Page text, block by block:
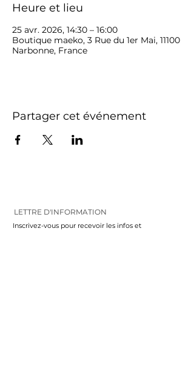
Heure et lieu
25 avr. 2026, 14:30 – 16:00
Boutique maeko, 3 Rue du 1er Mai, 11100
Narbonne, France
Partager cet événement
LETTRE D'INFORMATION
Inscrivez-vous pour recevoir les infos et